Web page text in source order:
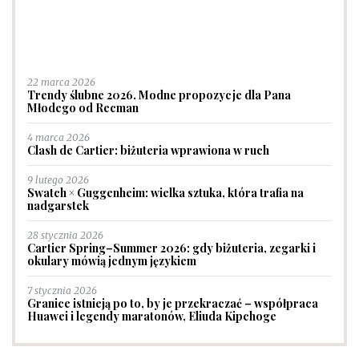
22 marca 2026
Trendy ślubne 2026. Modne propozycje dla Pana
Młodego od Recman
4 marca 2026
Clash de Cartier: biżuteria wprawiona w ruch
9 lutego 2026
Swatch × Guggenheim: wielka sztuka, która trafia na
nadgarstek
28 stycznia 2026
Cartier Spring–Summer 2026: gdy biżuteria, zegarki i
okulary mówią jednym językiem
7 stycznia 2026
Granice istnieją po to, by je przekraczać – współpraca
Huawei i legendy maratonów, Eliuda Kipchoge